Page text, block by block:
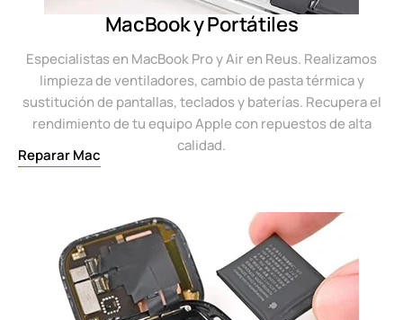
MacBook y Portátiles
Especialistas en MacBook Pro y Air en Reus. Realizamos
limpieza de ventiladores, cambio de pasta térmica y
sustitución de pantallas, teclados y baterías. Recupera el
rendimiento de tu equipo Apple con repuestos de alta
calidad.
Reparar Mac